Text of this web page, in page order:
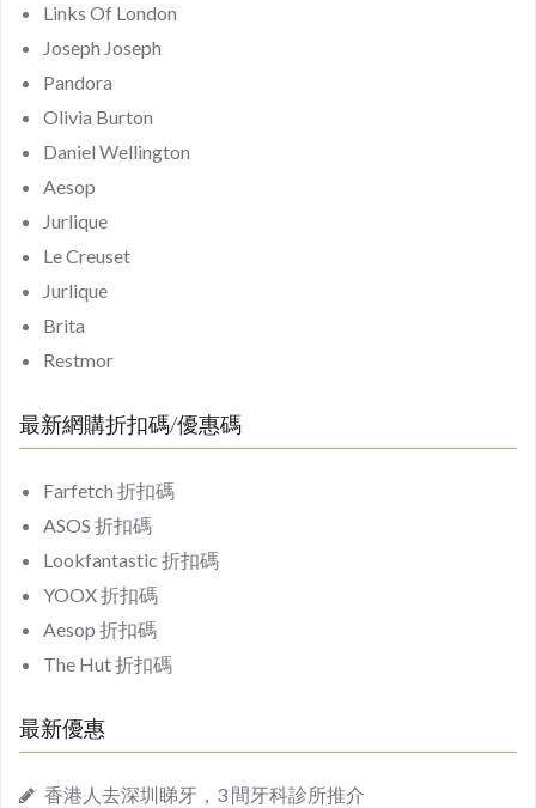
Links Of London
Joseph Joseph
Pandora
Olivia Burton
Daniel Wellington
Aesop
Jurlique
Le Creuset
Jurlique
Brita
Restmor
最新網購折扣碼/優惠碼
Farfetch 折扣碼
ASOS 折扣碼
Lookfantastic 折扣碼
YOOX 折扣碼
Aesop 折扣碼
The Hut 折扣碼
最新優惠
香港人去深圳睇牙，3 間牙科診所推介